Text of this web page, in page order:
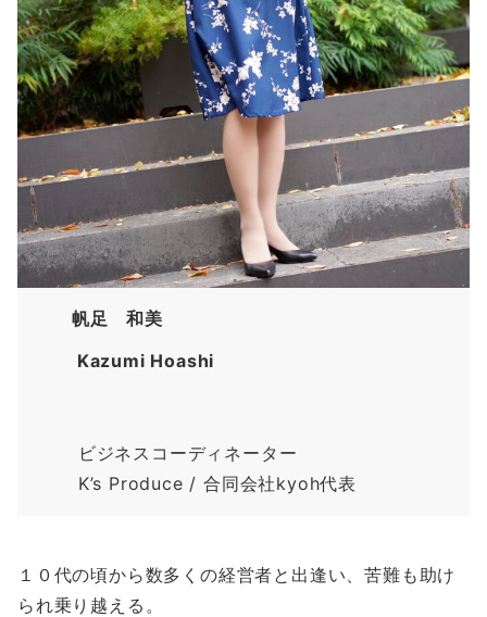
帆足 和美
Kazumi Hoashi
ビジネスコーディネーター
K’s Produce / 合同会社kyoh代表
１０代の頃から数多くの経営者と出逢い、苦難も助け
られ乗り越える。